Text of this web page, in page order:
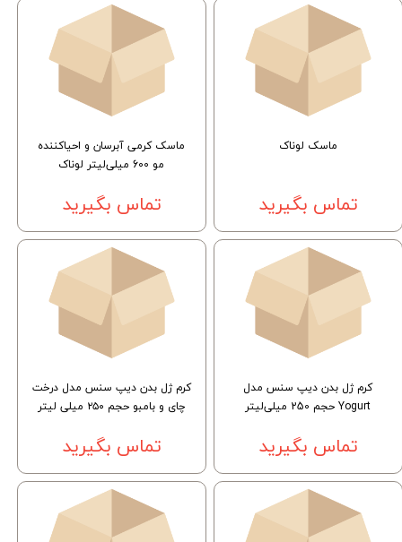
ماسک لوناک
تماس بگیرید
ماسک کرمی آبرسان و احیاکننده
مو 600 میلی‌لیتر لوناک
تماس بگیرید
کرم ژل بدن دیپ سنس مدل
Yogurt حجم 250 میلی‌لیتر
تماس بگیرید
کرم ژل بدن دیپ سنس مدل درخت
چای و بامبو حجم ۲۵۰ میلی لیتر
تماس بگیرید